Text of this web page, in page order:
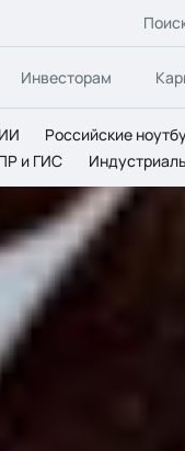
Инвесторам
Российские
и ГИС